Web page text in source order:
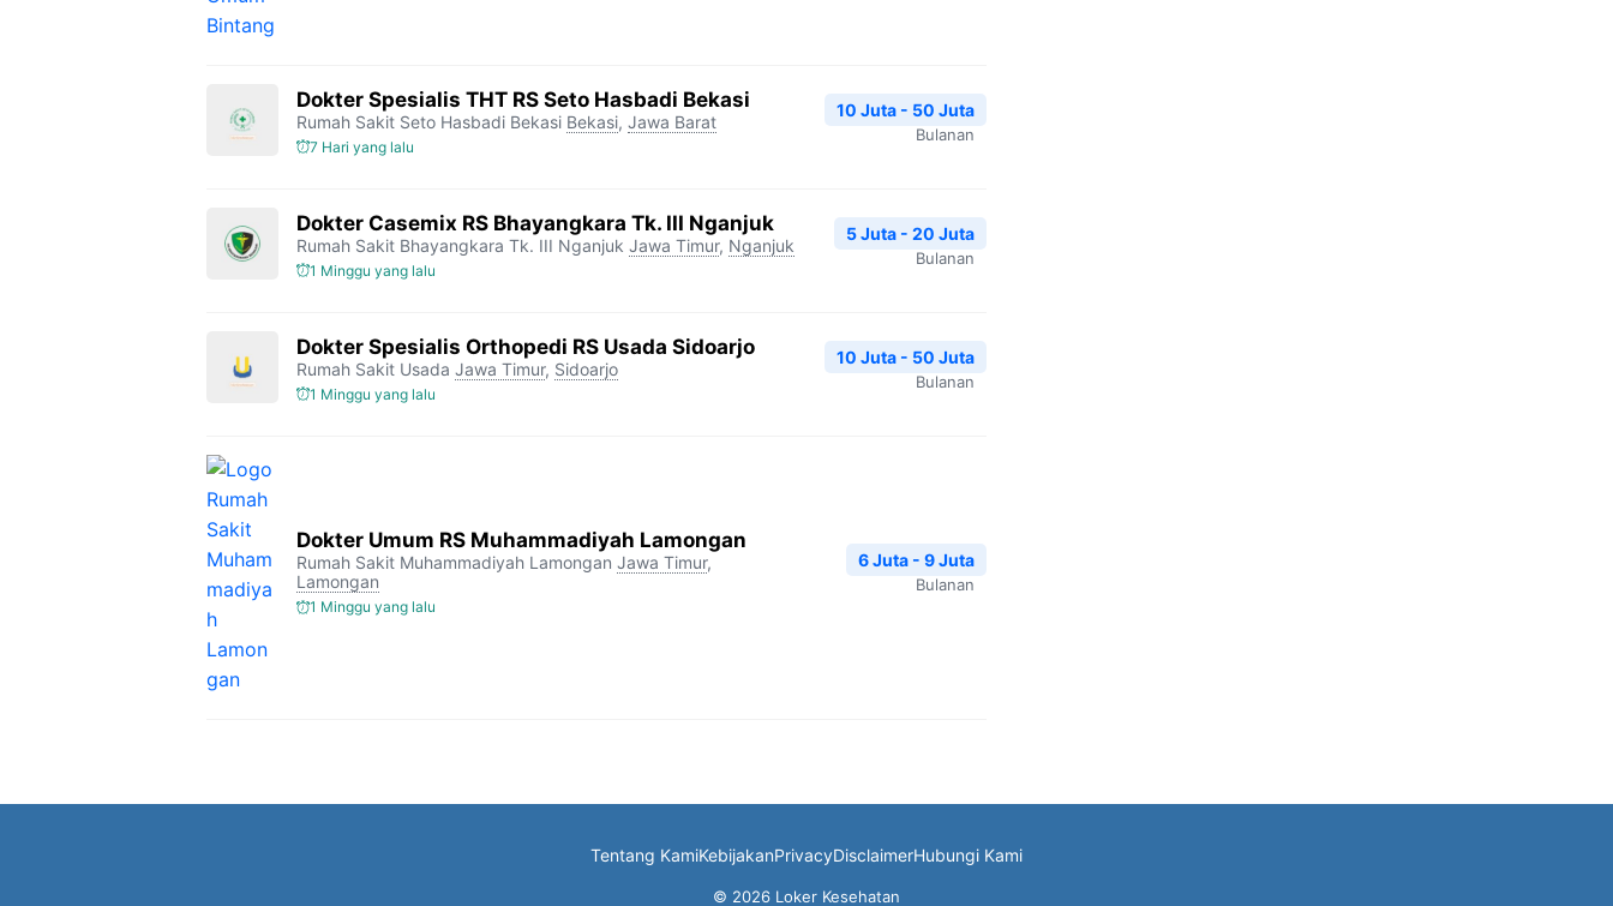
Dokter Spesialis THT RS Seto Hasbadi Bekasi
Rumah Sakit Seto Hasbadi Bekasi Bekasi, Jawa Barat
7 Hari yang lalu
10 Juta - 50 Juta
Bulanan
Dokter Casemix RS Bhayangkara Tk. III Nganjuk
Rumah Sakit Bhayangkara Tk. III Nganjuk Jawa Timur, Nganjuk
1 Minggu yang lalu
5 Juta - 20 Juta
Bulanan
Dokter Spesialis Orthopedi RS Usada Sidoarjo
Rumah Sakit Usada Jawa Timur, Sidoarjo
1 Minggu yang lalu
10 Juta - 50 Juta
Bulanan
Dokter Umum RS Muhammadiyah Lamongan
Rumah Sakit Muhammadiyah Lamongan Jawa Timur,
Lamongan
1 Minggu yang lalu
6 Juta - 9 Juta
Bulanan
Tentang KamiKebijakanPrivacyDisclaimerHubungi Kami
© 2026 Loker Kesehatan